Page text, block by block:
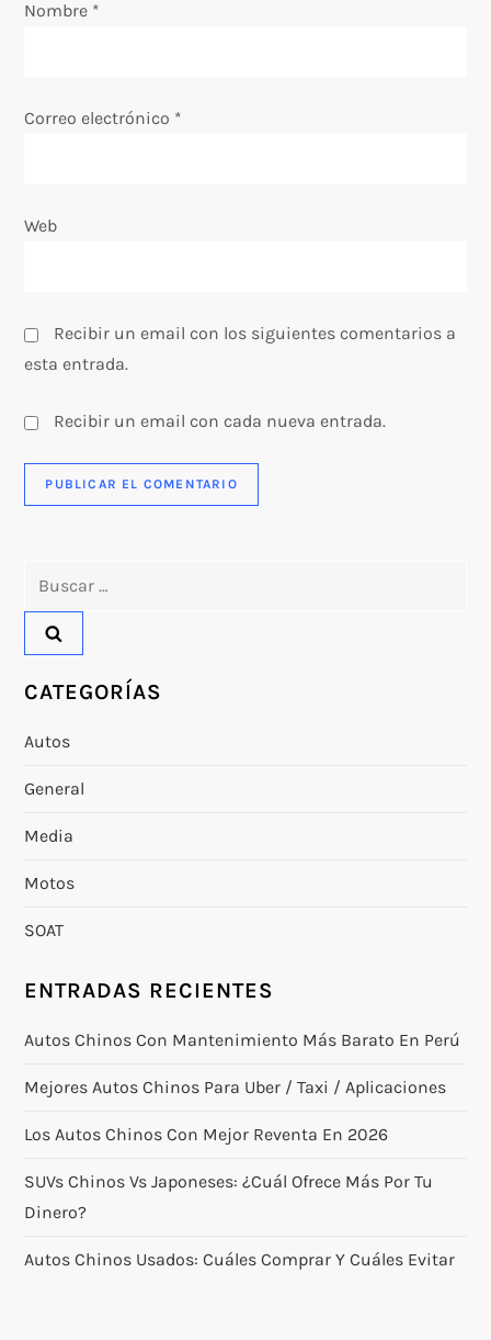
a
Nombre *
Correo electrónico *
Web
Recibir un email con los siguientes comentarios a
esta entrada.
Recibir un email con cada nueva entrada.
CATEGORÍAS
Autos
General
Media
Motos
SOAT
ENTRADAS RECIENTES
Autos Chinos Con Mantenimiento Más Barato En Perú
Mejores Autos Chinos Para Uber / Taxi / Aplicaciones
Los Autos Chinos Con Mejor Reventa En 2026
SUVs Chinos Vs Japoneses: ¿cuál Ofrece Más Por Tu
Dinero?
Autos Chinos Usados: Cuáles Comprar Y Cuáles Evitar